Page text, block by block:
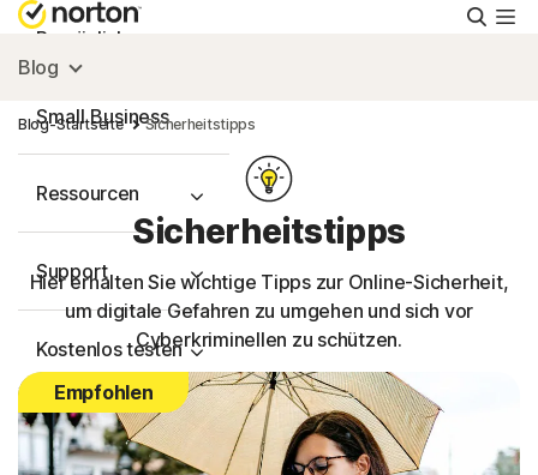
Persönlich
Small Business
Ressourcen
Support
Kostenlos testen
Deutschland
Blog
Blog-Startseite Sicherheitstipps
Sicherheitstipps
Hier erhalten Sie wichtige Tipps zur Online-Sicherheit,
um digitale Gefahren zu umgehen und sich vor
Cyberkriminellen zu schützen.
Empfohlen